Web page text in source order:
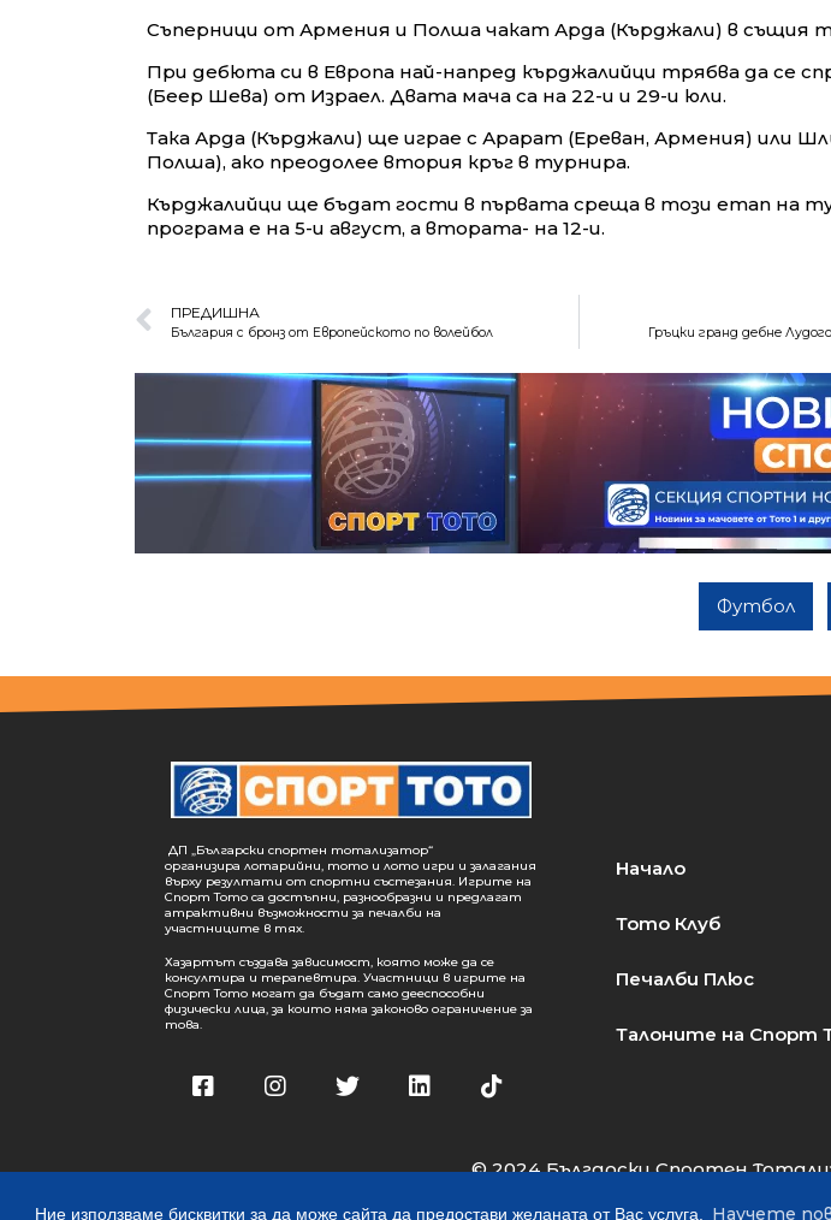
Ние използваме бисквитки за да може сайта да предостави желаната от Вас услуга. Научете
Съперници от Армения и Полша чакат Арда (Кърджали) в същия
При дебюта си в Европа най-напред кърджалийци трябва да се
(Беер Шева) от Израел. Двата мача са на 22-и и 29-и юли.
Така Арда (Кърджали) ще играе с Арарат (Ереван, Армения) или
Полша), ако преодолее втория кръг в турнира.
Кърджалийци ще бъдат гости в първата среща в този етап на
програма е на 5-и август, а втората- на 12-и.
ПРЕДИШНА
България с бронз от Европейското по волейбол Гръцки гранд дебне
Футбол
ДП „Български спортен тотализатор“
организира лотарийни, тото и лото игри и залагания
върху резултати от спортни състезания. Игрите на
Спорт Тото са достъпни, разнообразни и предлагат
атрактивни възможности за печалби на
участниците в тях.
Хазартът създава зависимост, която може да се
консултира и терапевтира. Участници в игрите на
Спорт Тото могат да бъдат само дееспособни
физически лица, за които няма законово ограничение за
това.
Начало
Тото Клуб
Печалби Плюс
Талоните на Спорт
© 2024 Български Спортен